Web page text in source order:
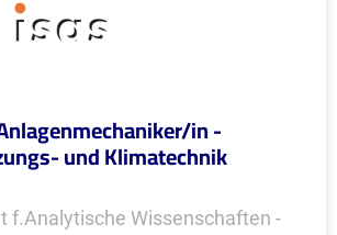
in -
und Klimatechnik
f.Analytische Wissenschaften -